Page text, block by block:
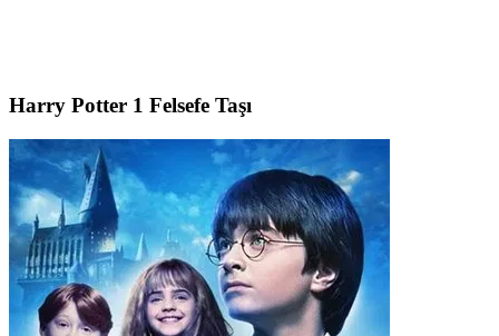
Harry Potter 1 Felsefe Taşı